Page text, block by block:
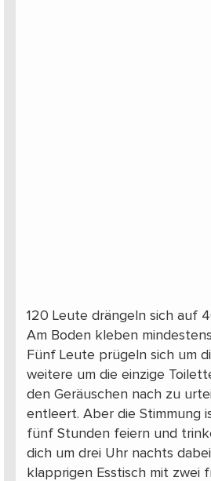
120 Leute drängeln sich auf
Am Boden kleben
Fünf Leute prügeln sich um
weitere um die einzige
den Geräuschen nach zu
entleert. Aber die Stimmung
fünf Stunden feiern und
dich um drei Uhr nachts
klapprigen Esstisch mit zwei